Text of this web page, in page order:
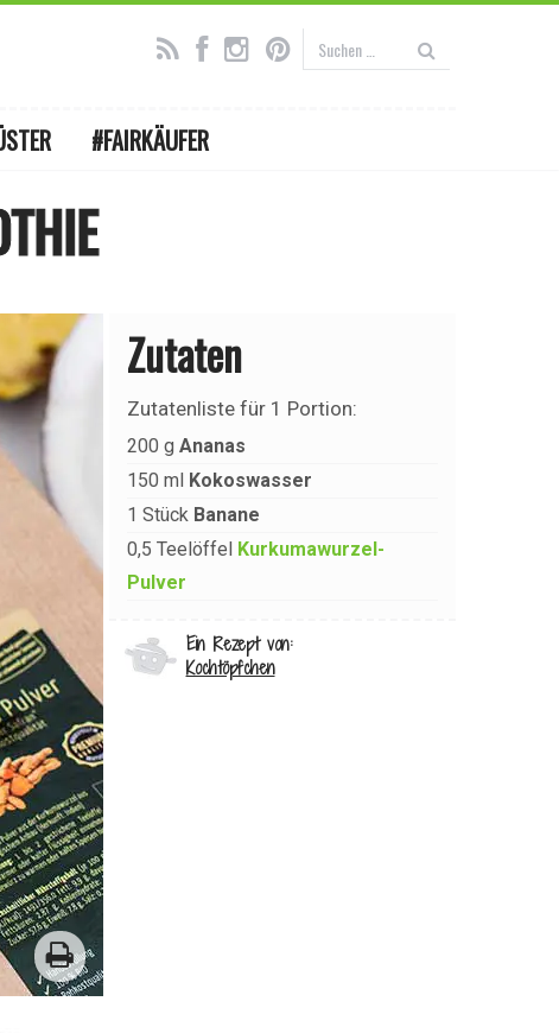
#FAIRKÄUFER
Zutaten
Zutatenliste für 1 Portion:
200 g Ananas
150 ml Kokoswasser
1 Stück Banane
0,5 Teelöffel Kurkumawurzel-
Pulver
Ein Rezept von:
Kochtöpfchen